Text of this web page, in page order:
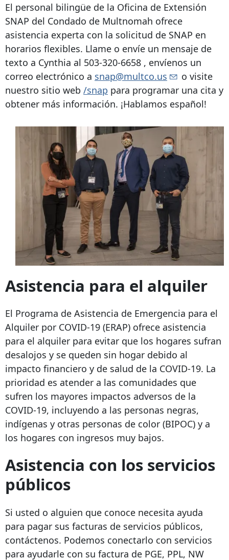
El personal bilingüe de la Oficina de Extensión
SNAP del Condado de Multnomah ofrece
asistencia experta con la solicitud de SNAP en
horarios flexibles. Llame o envíe un mensaje de
texto a Cynthia al 503-320-6658 , envíenos un
correo electrónico a snap@multco.us
o visite
nuestro sitio web /snap para programar una cita y
obtener más información. ¡Hablamos español!
Asistencia para el alquiler
El Programa de Asistencia de Emergencia para el
Alquiler por COVID-19 (ERAP) ofrece asistencia
para el alquiler para evitar que los hogares sufran
desalojos y se queden sin hogar debido al
impacto financiero y de salud de la COVID-19. La
prioridad es atender a las comunidades que
sufren los mayores impactos adversos de la
COVID-19, incluyendo a las personas negras,
indígenas y otras personas de color (BIPOC) y a
los hogares con ingresos muy bajos.
Asistencia con los servicios
públicos
Si usted o alguien que conoce necesita ayuda
para pagar sus facturas de servicios públicos,
contáctenos. Podemos conectarlo con servicios
para ayudarle con su factura de PGE, PPL, NW